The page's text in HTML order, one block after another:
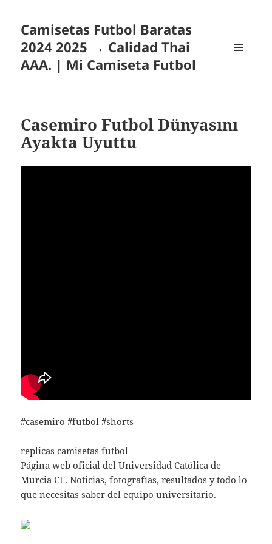
Camisetas Futbol Baratas
2024 2025 → Calidad Thai
AAA. | Mi Camiseta Futbol
Casemiro Futbol Dünyasını
Ayakta Uyuttu
#casemiro #futbol #shorts
replicas camisetas futbol
Página web oficial del Universidad Católica de
Murcia CF. Noticias, fotografías, resultados y todo lo
que necesitas saber del equipo universitario.